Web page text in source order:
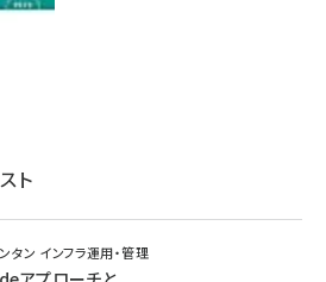
ト
ン インフラ運用・管理